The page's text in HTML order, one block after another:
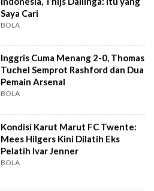
Saya Cari
BOLA
Inggris Cuma Menang 2-0, Thomas
Tuchel Semprot Rashford dan Dua
Pemain Arsenal
BOLA
Kondisi Karut Marut FC Twente:
Mees Hilgers Kini Dilatih Eks
Pelatih Ivar Jenner
BOLA